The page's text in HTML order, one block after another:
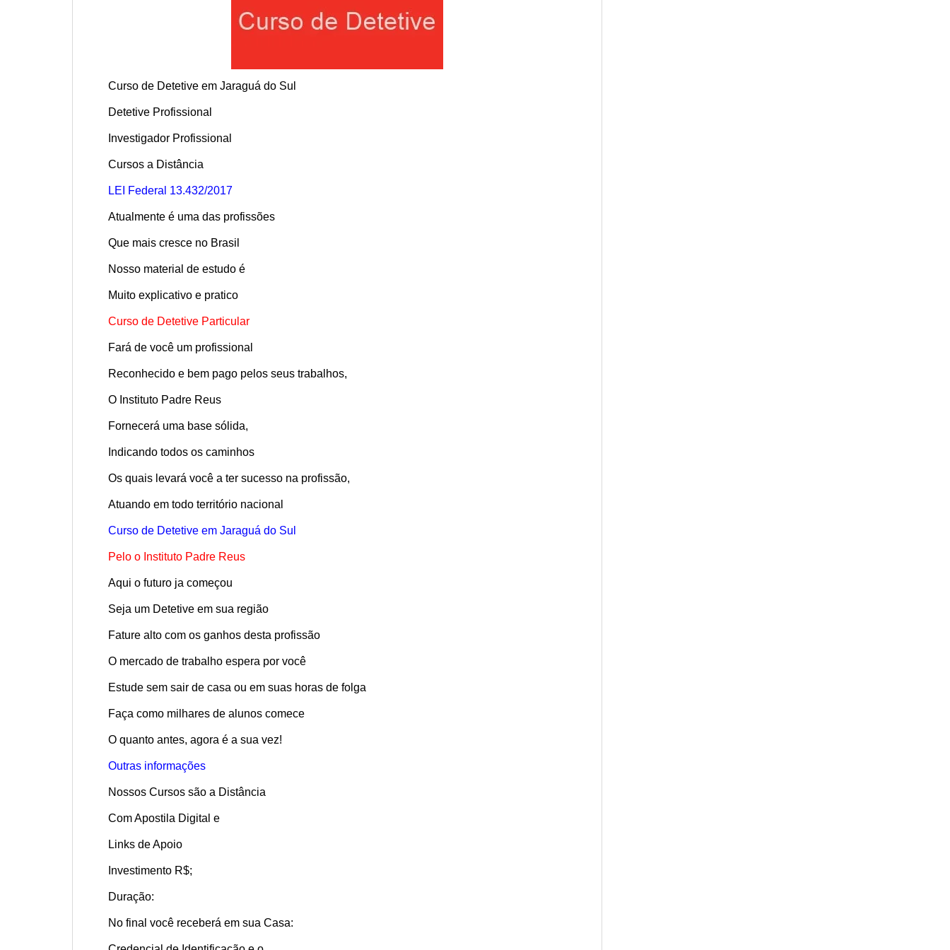
Curso de Detetive em Jaraguá do Sul
Detetive Profissional
Investigador Profissional
Cursos a Distância
LEI Federal 13.432/2017
Atualmente é uma das profissões
Que mais cresce no Brasil
Nosso material de estudo é
Muito explicativo e pratico
Curso de Detetive Particular
Fará de você um profissional
Reconhecido e bem pago pelos seus trabalhos,
O Instituto Padre Reus
Fornecerá uma base sólida,
Indicando todos os caminhos
Os quais levará você a ter sucesso na profissão,
Atuando em todo território nacional
Curso de Detetive em Jaraguá do Sul
Pelo o Instituto Padre Reus
Aqui o futuro ja começou
Seja um Detetive em sua região
Fature alto com os ganhos desta profissão
O mercado de trabalho espera por você
Estude sem sair de casa ou em suas horas de folga
Faça como milhares de alunos comece
O quanto antes, agora é a sua vez!
Outras informações
Nossos Cursos são a Distância
Com Apostila Digital e
Links de Apoio
Investimento R$;
Duração:
No final você receberá em sua Casa: